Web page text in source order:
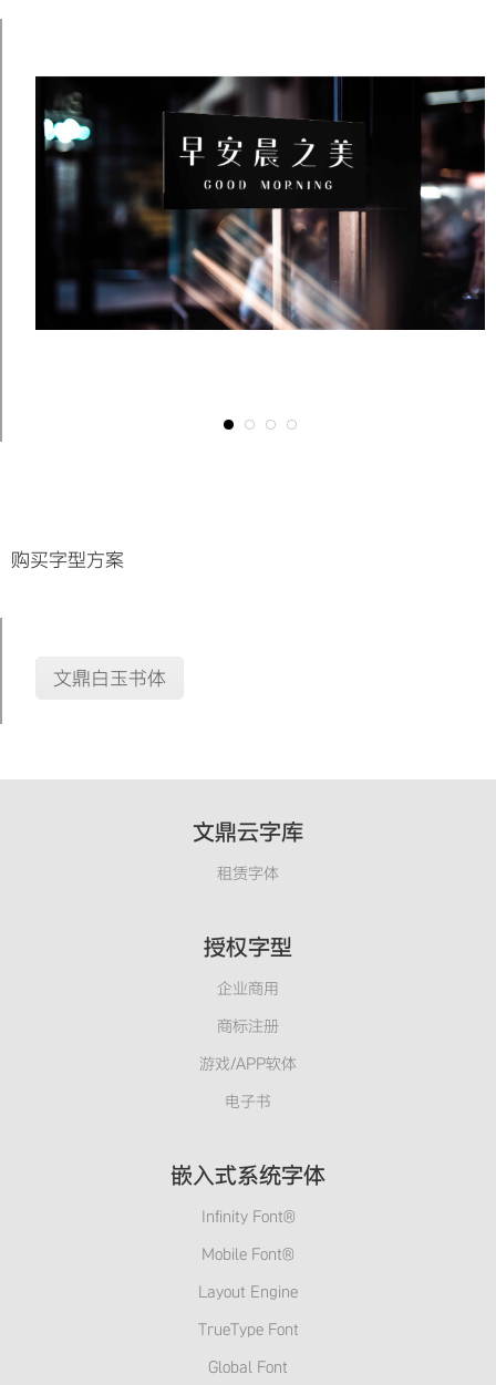
购买字型方案
文鼎白玉书体
文鼎云字库
租赁字体
授权字型
企业商用
商标注册
游戏/APP软体
电子书
嵌入式系统字体
Infinity Font®
Mobile Font®
Layout Engine
TrueType Font
Global Font